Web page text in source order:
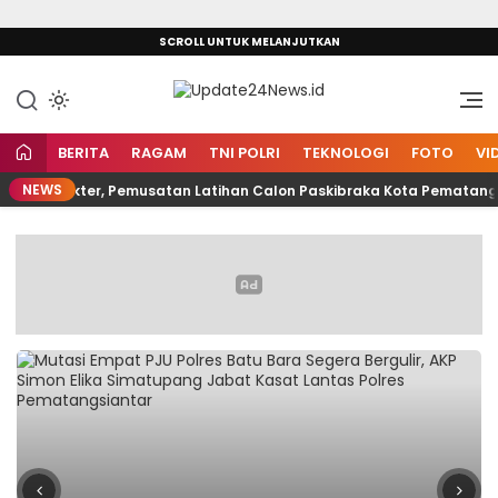
ke
SCROLL UNTUK MELANJUTKAN
Mengungkap Fakta
BERITA RAGAM TNI POLRI TEKNOLOGI FOTO
NEWS
Karakter, Pemusatan Latihan Calon Paskibraka Kota